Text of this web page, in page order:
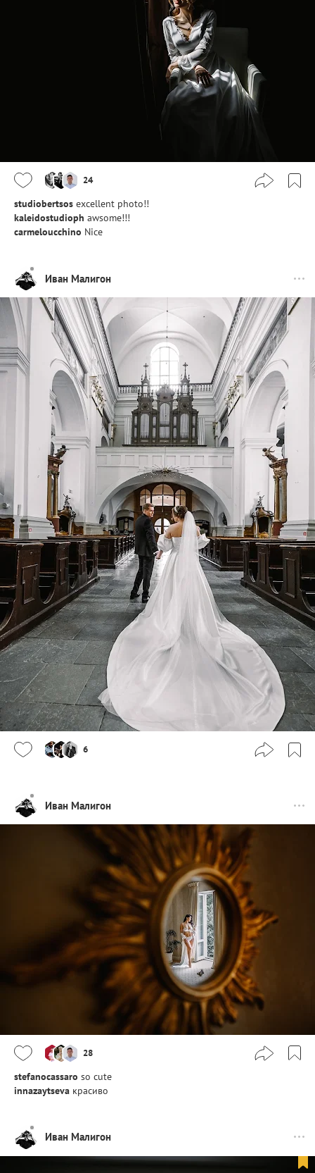
24
studiobertsos excellent photo!!
kaleidostudioph awsome!!!
carmeloucchino Nice
Иван Малигон
6
Иван Малигон
28
stefanocassaro so cute
innazaytseva красиво
Иван Малигон